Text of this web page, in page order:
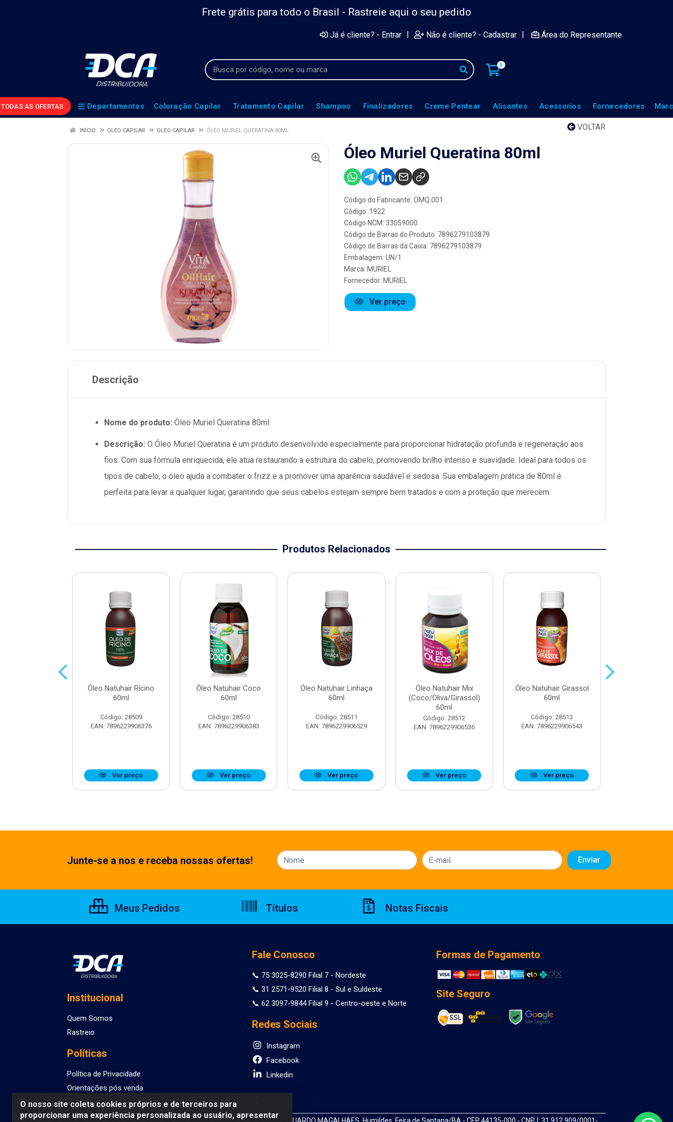
Frete grátis para todo o Brasil - Rastreie aqui o seu pedido
Já é cliente? - Entrar | Não é cliente? - Cadastrar | Área do Representante
0
TODAS AS OFERTAS Departamentos Coloração Capilar Tratamento Capilar Shampoo Finalizadores Creme Pentear Alisantes Acessorios Fornecedores
VOLTAR
INÍCIO OLEO CAPILAR OLEO CAPILAR ÓLEO MURIEL QUERATINA 80ML
Óleo Muriel Queratina 80ml
Código do Fabricante: OMQ.001
Código: 1922
Código NCM: 33059000
Código de Barras do Produto: 7896279103879
Código de Barras da Caixa: 7896279103879
Embalagem: UN/1
Marca: MURIEL
Fornecedor: MURIEL
Ver preço
Descrição
Nome do produto: Óleo Muriel Queratina 80ml
Descrição: O Óleo Muriel Queratina é um produto desenvolvido especialmente para proporcionar hidratação profunda e regeneração aos
fios. Com sua fórmula enriquecida, ele atua restaurando a estrutura do cabelo, promovendo brilho intenso e suavidade. Ideal para todos os
tipos de cabelo, o óleo ajuda a combater o frizz e a promover uma aparência saudável e sedosa. Sua embalagem prática de 80ml é
perfeita para levar a qualquer lugar, garantindo que seus cabelos estejam sempre bem tratados e com a proteção que merecem.
Produtos Relacionados
Óleo Natuhair Rícino
60ml
Código: 28509
EAN: 7896229906376
Ver preço
Óleo Natuhair Coco
60ml
Código: 28510
EAN: 7896229906383
Ver preço
Óleo Natuhair Linhaça
60ml
Código: 28511
EAN: 7896229906529
Ver preço
Óleo Natuhair Mix
(Coco/Oliva/Girassol)
60ml
Código: 28512
EAN: 7896229906536
Ver preço
Óleo Natuhair Girassol
60ml
Código: 28513
EAN: 7896229906543
Ver preço
O nosso site coleta cookies próprios e de terceiros para
proporcionar uma experiência personalizada ao usuário, apresentar
Junte-se a nos e receba nossas ofertas!
Meus Pedidos Títulos Notas Fiscais
Institucional
Quem Somos
Rastreio
Políticas
Política de Privacidade
Orientações pós venda
Fale Conosco
📞 75 3025-8290 Filial 7 - Nordeste
📞 31 2571-9520 Filial 8 - Sul e Suldeste
📞 62 3097-9844 Filial 9 - Centro-oeste e Norte
Redes Sociais
Instagram
Facebook
Linkedin
Formas de Pagamento
Site Seguro